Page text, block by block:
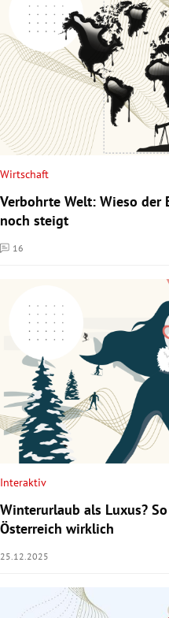
Wirtschaft
Verbohrte Welt: Wieso der
noch steigt
16
Kommentare
Interaktiv
Winterurlaub als Luxus?
Österreich wirklich
25.12.2025